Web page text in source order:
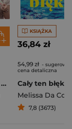
Pierogi z kimchi. Moje ulubione azjatyckie przepisy - książka z autografem
KSIĄŻKA
36,84 zł
54,99 zł -
cena detaliczna
Cały ten błękit
Melissa Da
7,8 (3673)